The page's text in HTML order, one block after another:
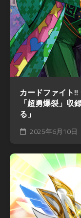
カードファイト
「超勇爆裂」収
る」
2025年6月10日